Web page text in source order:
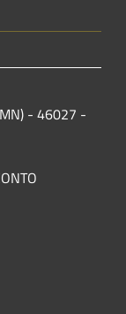
- 46027 -